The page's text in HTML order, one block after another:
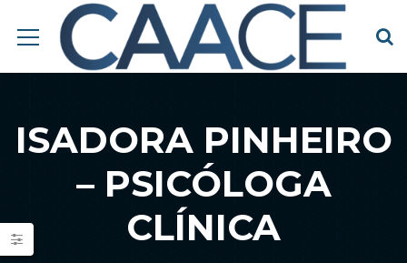
ISADORA PINHEIRO
– PSICÓLOGA
CLÍNICA